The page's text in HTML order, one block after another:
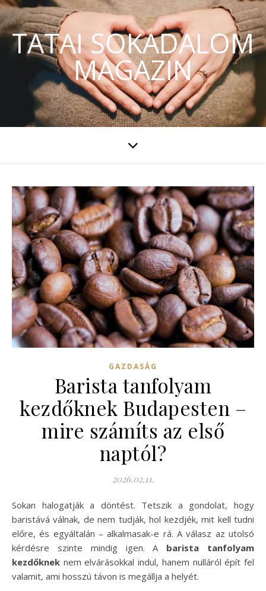
TATAI SOKADALOM
MAGAZIN
GAZDASÁG
Barista tanfolyam
kezdőknek Budapesten –
mire számíts az első
naptól?
2026.02.11.
Sokan halogatják a döntést. Tetszik a gondolat, hogy
baristává válnak, de nem tudják, hol kezdjék, mit kell tudni
előre, és egyáltalán – alkalmasak-e rá. A válasz az utolsó
kérdésre szinte mindig igen. A barista tanfolyam
kezdőknek nem elvárásokkal indul, hanem nulláról épít fel
valamit, ami hosszú távon is megállja a helyét.